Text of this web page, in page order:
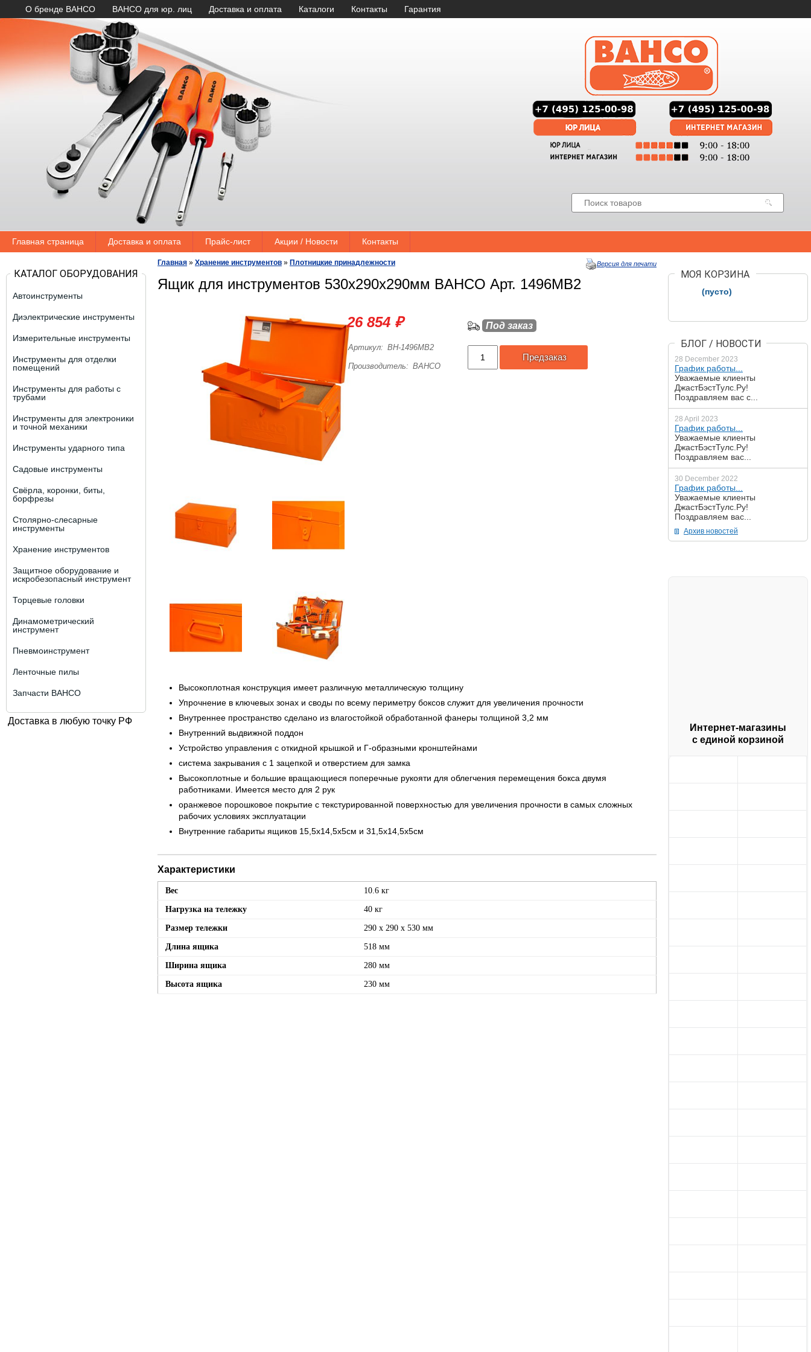
О бренде BAHCO BAHCO для юр. лиц Доставка и оплата Каталоги Контакты Гарантия
Главная страница Доставка и оплата Прайс-лист Акции / Новости Контакты
КАТАЛОГ ОБОРУДОВАНИЯ
Автоинструменты
Диэлектрические инструменты
Измерительные инструменты
Инструменты для отделки
помещений
Инструменты для работы с
трубами
Инструменты для электроники
и точной механики
Инструменты ударного типа
Садовые инструменты
Свёрла, коронки, биты,
борфрезы
Столярно-слесарные
инструменты
Хранение инструментов
Защитное оборудование и
искробезопасный инструмент
Торцевые головки
Динамометрический
инструмент
Пневмоинструмент
Ленточные пилы
Запчасти BAHCO
Доставка в любую точку РФ
Главная » Хранение инструментов » Плотницкие принадлежности Версия для печати
Ящик для инструментов 530x290x290мм BAHCO Арт. 1496MB2
26 854 ₽
Артикул: BH-1496MB2
Производитель: BAHCO
Под заказ
Предзаказ
Высокоплотная конструкция имеет различную металлическую толщину
Упрочнение в ключевых зонах и своды по всему периметру боксов служит для увеличения прочности
Внутреннее пространство сделано из влагостойкой обработанной фанеры толщиной 3,2 мм
Внутренний выдвижной поддон
Устройство управления с откидной крышкой и Г-образными кронштейнами
система закрывания с 1 зацепкой и отверстием для замка
Высокоплотные и большие вращающиеся поперечные рукояти для облегчения перемещения бокса двумя
работниками. Имеется место для 2 рук
оранжевое порошковое покрытие с текстурированной поверхностью для увеличения прочности в самых сложных
рабочих условиях эксплуатации
Внутренние габариты ящиков 15,5x14,5x5см и 31,5x14,5x5см
Характеристики
Вес 10.6 кг
Нагрузка на тележку 40 кг
Размер тележки 290 x 290 x 530 мм
Длина ящика 518 мм
Ширина ящика 280 мм
Высота ящика 230 мм
МОЯ КОРЗИНА
(пусто)
БЛОГ / НОВОСТИ
28 December 2023
График работы...
Уважаемые клиенты
ДжастБэстТулс.Ру!
Поздравляем вас с...
28 April 2023
График работы...
Уважаемые клиенты
ДжастБэстТулс.Ру!
Поздравляем вас...
30 December 2022
График работы...
Уважаемые клиенты
ДжастБэстТулс.Ру!
Поздравляем вас...
Архив новостей
Интернет-магазины
с единой корзиной